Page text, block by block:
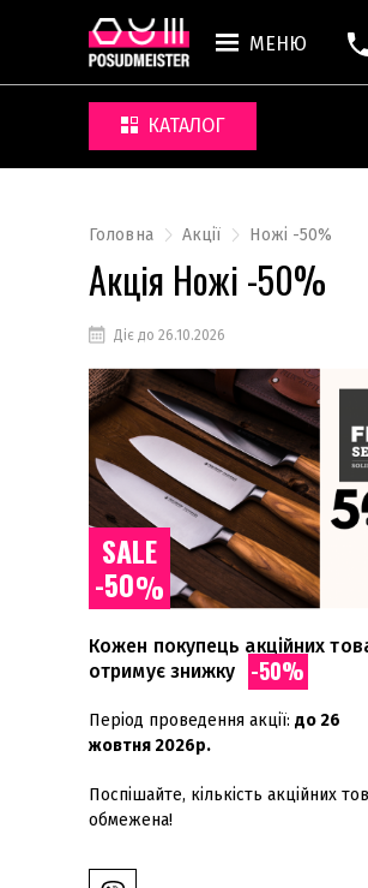
МЕНЮ
КАТАЛОГ
Головна Акції Ножі -50%
Акція Ножі -50%
Діє до 26.10.2026
SALE
-50%
Кожен покупець акційних
отримує знижку
-50%
Період проведення акції: до 26
жовтня2026р.
Поспішайте, кількість акційних
обмежена!